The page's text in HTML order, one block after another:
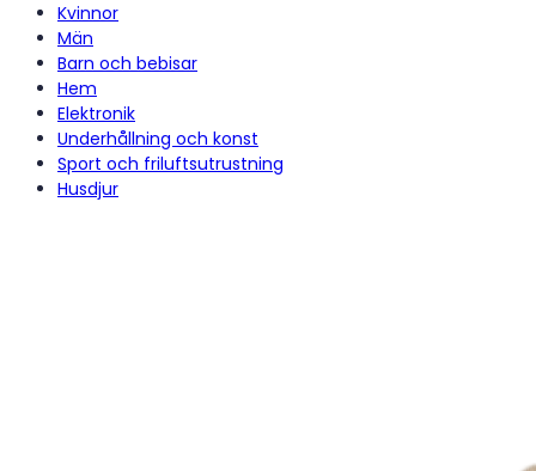
Kvinnor
Män
Barn och bebisar
Hem
Elektronik
Underhållning och konst
Sport och friluftsutrustning
Husdjur